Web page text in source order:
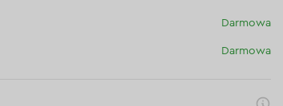
Darmowa
Darmowa